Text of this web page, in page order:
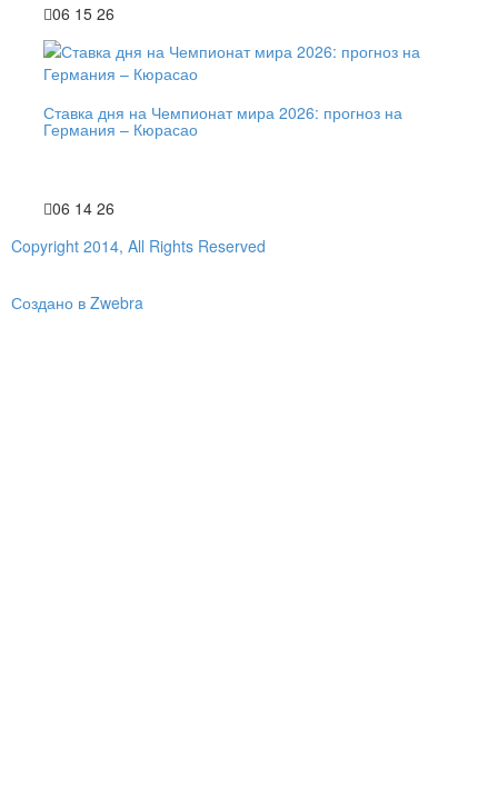
06 15 26
Ставка дня на Чемпионат мира 2026: прогноз на
Германия – Кюрасао
06 14 26
Copyright 2014, All Rights Reserved
Создано в Zwebra